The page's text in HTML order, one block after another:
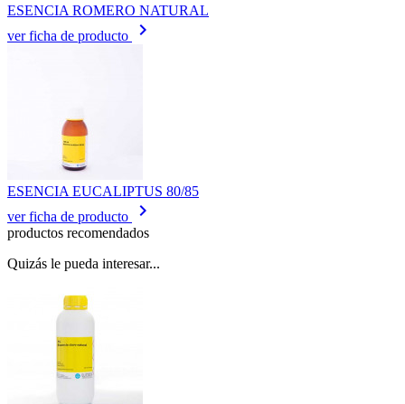
ESENCIA ROMERO NATURAL
ver ficha de producto
keyboard_arrow_right
ESENCIA EUCALIPTUS 80/85
ver ficha de producto
keyboard_arrow_right
productos recomendados
Quizás le pueda interesar...